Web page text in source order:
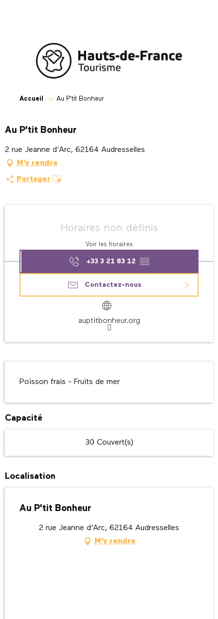
Accueil Au P'tit Bonheur
Au P'tit Bonheur
2 rue Jeanne d'Arc, 62164 Audresselles
M'y rendre
Partager Ajouter aux favoris
Horaires non définis
Voir les horaires
+33 3 21 83 12 ▒▒
Contactez-nous
auptitbonheur.org
Poisson frais - Fruits de mer
Capacité
30 Couvert(s)
Localisation
Au P'tit Bonheur
2 rue Jeanne d'Arc, 62164 Audresselles
M'y rendre